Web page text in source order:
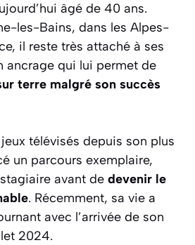
âgé de 40 ans.
les-Bains, dans les Alpes-
il reste très attaché à ses
ancrage qui lui permet de
terre malgré son succès
télévisés depuis son plus
un parcours exemplaire,
avant de devenir le
. Récemment, sa vie a
avec l’arrivée de son
2024.